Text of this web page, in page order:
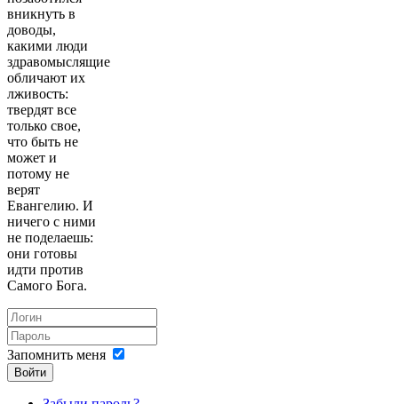
вникнуть в
доводы,
какими люди
здравомыслящие
обличают их
лживость:
твердят все
только свое,
что быть не
может и
потому не
верят
Евангелию. И
ничего с ними
не поделаешь:
они готовы
идти против
Самого Бога.
Запомнить меня
Войти